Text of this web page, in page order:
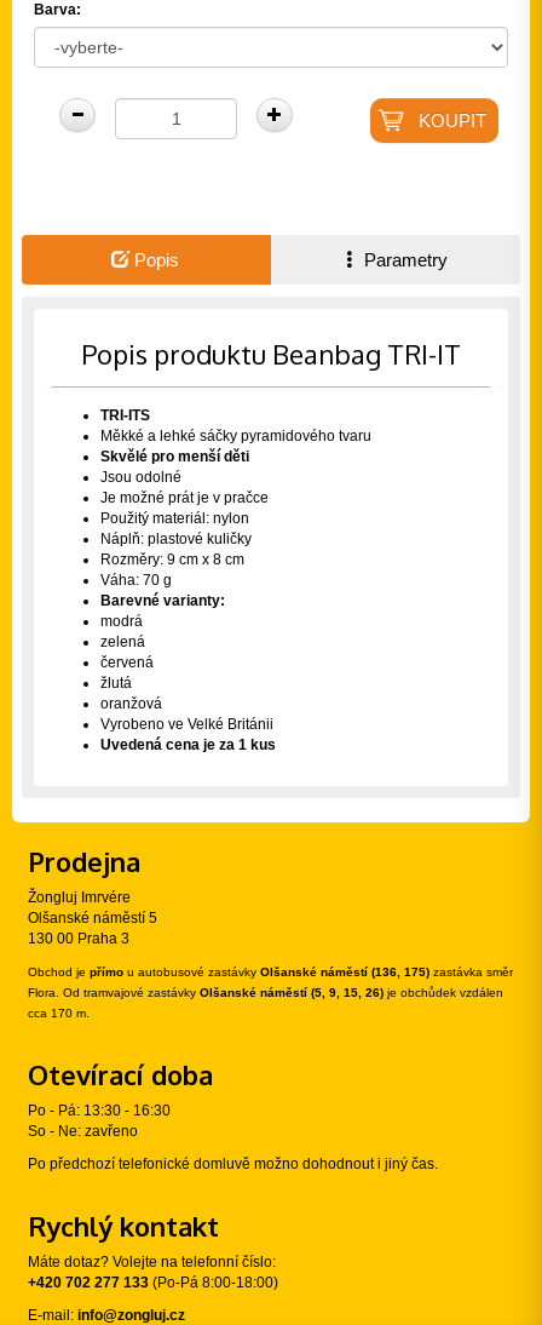
Barva:
Popis Parametry
Popis produktu Beanbag TRI-IT
TRI-ITS
Měkké a lehké sáčky pyramidového tvaru
Skvělé pro menší děti
Jsou odolné
Je možné prát je v pračce
Použitý materiál: nylon
Náplň: plastové kuličky
Rozměry: 9 cm x 8 cm
Váha: 70 g
Barevné varianty:
modrá
zelená
červená
žlutá
oranžová
Vyrobeno ve Velké Británii
Uvedená cena je za 1 kus
Prodejna
Žongluj Imrvére
Olšanské náměstí 5
130 00 Praha 3
Obchod je přímo u autobusové zastávky Olšanské náměstí (136, 175) zastávka směr
Flora. Od tramvajové zastávky Olšanské náměstí (5, 9, 15, 26) je obchůdek vzdálen
cca 170 m.
Otevírací doba
Po - Pá: 13:30 - 16:30
So - Ne: zavřeno
Po předchozí telefonické domluvě možno dohodnout i jiný čas.
Rychlý kontakt
Máte dotaz? Volejte na telefonní číslo:
+420 702 277 133 (Po-Pá 8:00-18:00)
E-mail: info@zongluj.cz